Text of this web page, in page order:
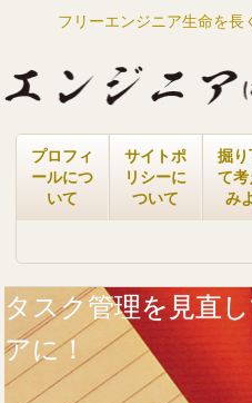
フリーエンジニア生命を長
プロフィ
ールにつ
いて
サイトポ
リシーに
ついて
掘り
て考
み
タスク管理を見直
アに！